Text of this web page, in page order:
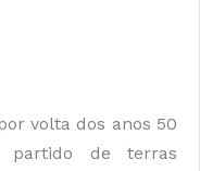
volta dos anos 50
partido de terras